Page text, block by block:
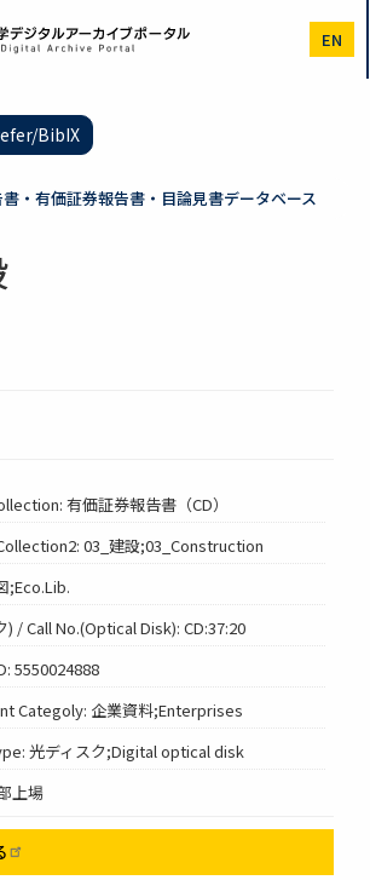
EN
BibIX
・有価証券報告書・目論見書データベース
有価証券報告書（CD）
03_建設;03_Construction
;Eco.Lib.
) / Call No.(Optical Disk): CD:37:20
5550024888
Categoly: 企業資料;Enterprises
光ディスク;Digital optical disk
上場